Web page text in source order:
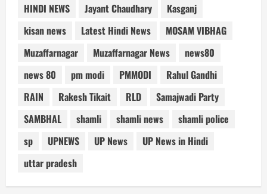
HINDI NEWS
Jayant Chaudhary
Kasganj
kisan news
Latest Hindi News
MOSAM VIBHAG
Muzaffarnagar
Muzaffarnagar News
news80
news 80
pm modi PMMODI
Rahul Gandhi
RAIN
Rakesh Tikait RLD
Samajwadi Party
SAMBHAL
shamli shamli news
shamli police
sp
UPNEWS UP News
UP News in Hindi
uttar pradesh